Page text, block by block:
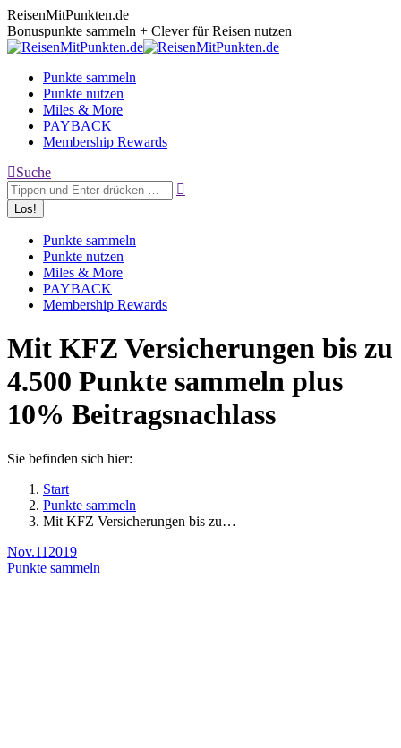
Zum
Inhalt
springen
ReisenMitPunkten.de
Bonuspunkte sammeln + Clever für Reisen nutzen
Punkte sammeln
Punkte nutzen
Miles & More
PAYBACK
Membership Rewards
Search:
Suche
Punkte sammeln
Punkte nutzen
Miles & More
PAYBACK
Membership Rewards
Mit KFZ Versicherungen bis zu
4.500 Punkte sammeln plus
10% Beitragsnachlass
Sie befinden sich hier:
Start
Punkte sammeln
Mit KFZ Versicherungen bis zu…
Nov.11 2019
Punkte sammeln